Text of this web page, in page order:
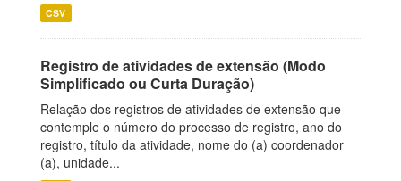
CSV
Registro de atividades de extensão (Modo
Simplificado ou Curta Duração)
Relação dos registros de atividades de extensão que
contemple o número do processo de registro, ano do
registro, título da atividade, nome do (a) coordenador
(a), unidade...